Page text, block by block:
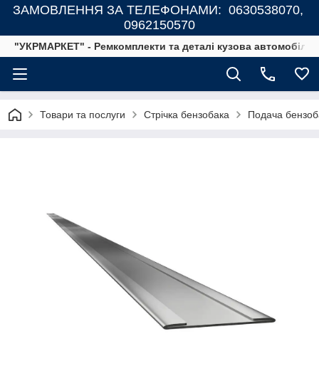
ЗАМОВЛЕННЯ ЗА ТЕЛЕФОНАМИ: 0630538070,
0962150570
"УКРМАРКЕТ" - Ремкомплекти та деталі кузова автомобілів
Товари та послуги Стрічка бензобака Подача